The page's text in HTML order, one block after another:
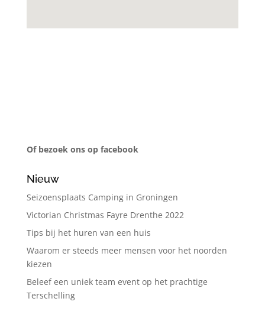
Of bezoek ons op facebook
Nieuw
Seizoensplaats Camping in Groningen
Victorian Christmas Fayre Drenthe 2022
Tips bij het huren van een huis
Waarom er steeds meer mensen voor het noorden
kiezen
Beleef een uniek team event op het prachtige
Terschelling